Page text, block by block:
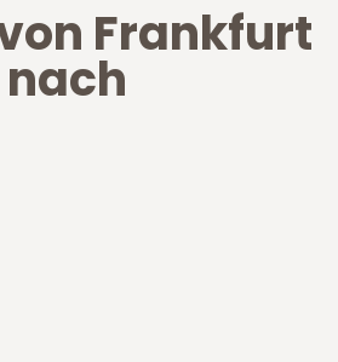
Frankfurt
nach